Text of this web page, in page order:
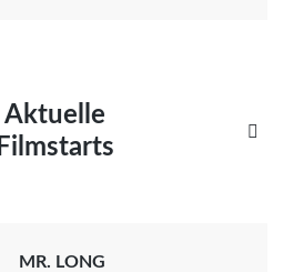
Aktuelle
Filmstarts

MR. LONG